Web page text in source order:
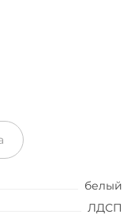
белый
ЛДСП